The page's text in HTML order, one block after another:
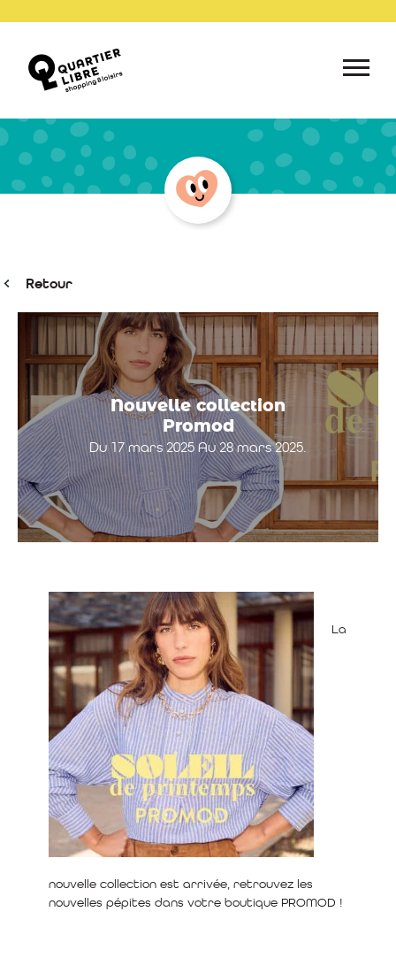
Retour
Nouvelle collection
Promod
Du 17 mars 2025 Au 28 mars 2025.
La
nouvelle collection est arrivée, retrouvez les
nouvelles pépites dans votre boutique PROMOD !